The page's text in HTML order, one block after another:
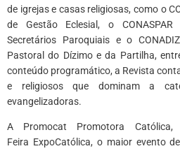
de igrejas e casas religiosas, como o
de Gestão Eclesial, o
Secretários Paroquiais e o
Pastoral do Dízimo e da Partilha,
conteúdo programático, a Revista
e religiosos que dominam a
evangelizadoras.
A Promocat Promotora Católica,
Feira ExpoCatólica, o maior evento